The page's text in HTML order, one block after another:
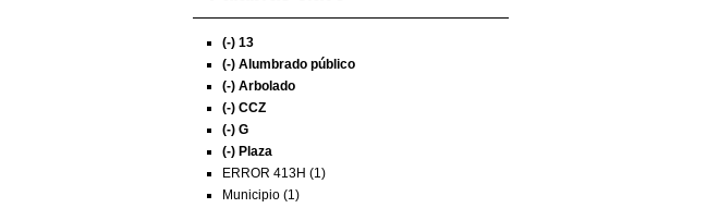
(-) 13
(-) Alumbrado público
(-) Arbolado
(-) CCZ
(-) G
(-) Plaza
ERROR 413H (1)
Municipio (1)